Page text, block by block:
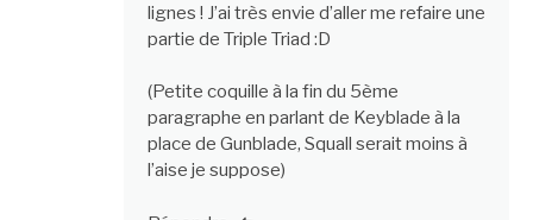
lignes ! J’ai très envie d’aller me refaire une
partie de Triple Triad :D
(Petite coquille à la fin du 5ème
paragraphe en parlant de Keyblade à la
place de Gunblade, Squall serait moins à
l’aise je suppose)